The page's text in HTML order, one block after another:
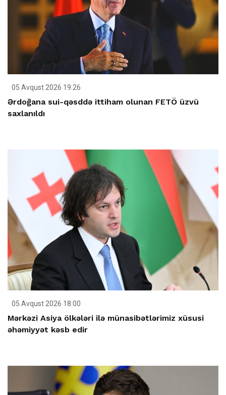
05 Avqust 2026 19:26
Ərdoğana sui-qəsddə ittiham olunan FETÖ üzvü
saxlanıldı
05 Avqust 2026 18:00
Mərkəzi Asiya ölkələri ilə münasibətlərimiz xüsusi
əhəmiyyət kəsb edir